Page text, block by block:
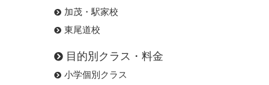
加茂・駅家校
東尾道校
目的別クラス・料金
小学個別クラス